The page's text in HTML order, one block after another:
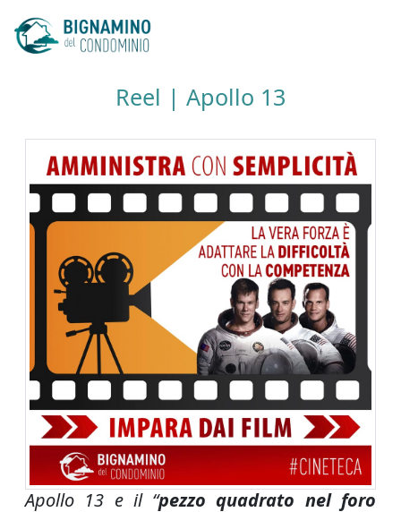
Reel | Apollo 13
Apollo 13 e il “pezzo quadrato nel foro